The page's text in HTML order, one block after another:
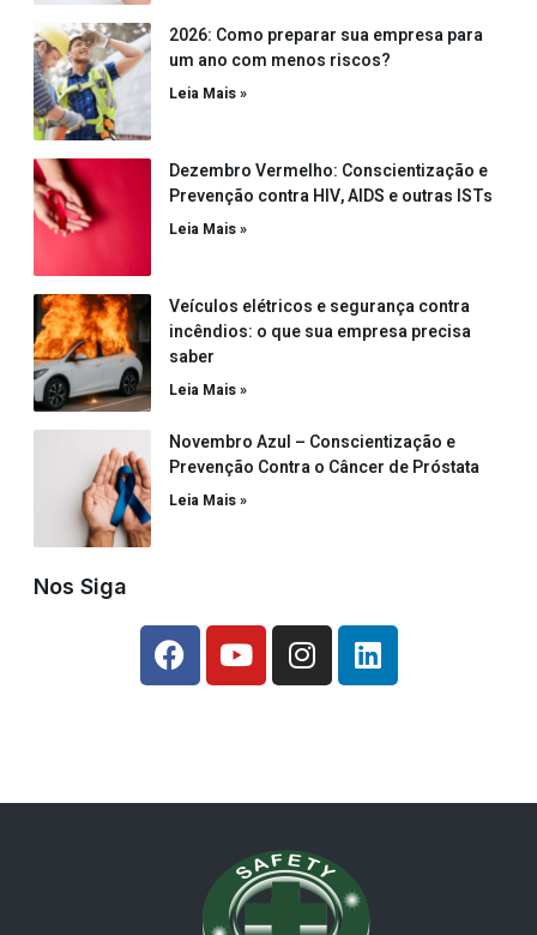
2026: Como preparar sua empresa para
um ano com menos riscos?
Leia Mais »
Dezembro Vermelho: Conscientização e
Prevenção contra HIV, AIDS e outras ISTs
Leia Mais »
Veículos elétricos e segurança contra
incêndios: o que sua empresa precisa
saber
Leia Mais »
Novembro Azul – Conscientização e
Prevenção Contra o Câncer de Próstata
Leia Mais »
Nos Siga